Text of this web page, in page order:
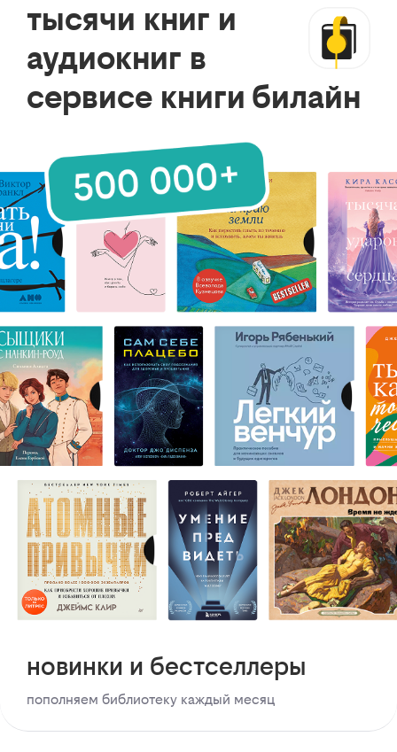
тысячи книг и
аудиокниг в
сервисе книги билайн
новинки и бестселлеры
пополняем библиотеку каждый месяц